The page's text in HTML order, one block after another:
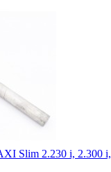
Slim 2.230 i, 2.300